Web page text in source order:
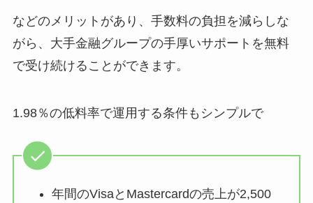
などのメリットがあり、手数料の負担を減らしな
がら、大手金融グループの手厚いサポートを無料
で受け続けることができます。
1.98％の低料率で運用する条件もシンプルで
年間のVisaとMastercardの売上が2,500